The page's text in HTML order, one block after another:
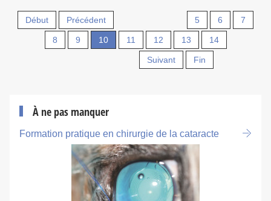
Début Précédent 5 6 7
8 9 10 11 12 13 14
Suivant Fin
À ne pas manquer
Formation pratique en chirurgie de la cataracte